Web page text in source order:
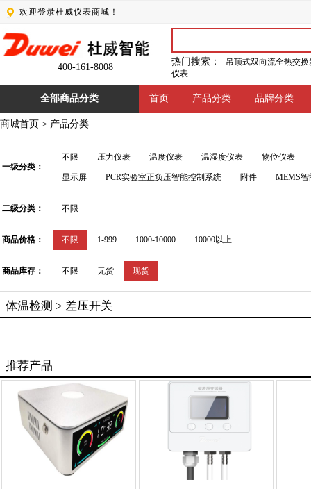
欢迎登录杜威仪表商城！
400-161-8008
热门搜索：
吊顶式双向流全热交
仪表
全部商品分类 首页 产品分类 品牌分类
商城首页 > 产品分类
一级分类：
不限 压力仪表 温度仪表 温湿度仪表 物位仪表
显示屏 PCR实验室正负压智能控制系统 附件 MEMS智
二级分类： 不限
商品价格： 不限 1-999 1000-10000 10000以上
商品库存： 不限 无货 现货
体温检测 > 差压开关
推荐产品